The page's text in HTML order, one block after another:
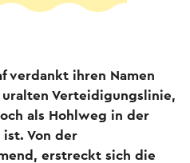
verdankt ihren Namen
Verteidigungslinie,
als Hohlweg in der
ist. Von der
erstreckt sich die